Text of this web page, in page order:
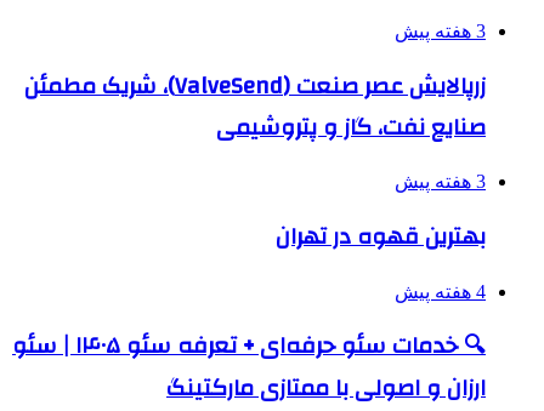
3 هفته پیش
زرپالایش عصر صنعت (ValveSend)، شریک مطمئن
صنایع نفت، گاز و پتروشیمی
3 هفته پیش
بهترین قهوه در تهران
4 هفته پیش
🔍 خدمات سئو حرفه‌ای + تعرفه سئو ۱۴۰۵ | سئو
ارزان و اصولی با ممتازی مارکتینگ